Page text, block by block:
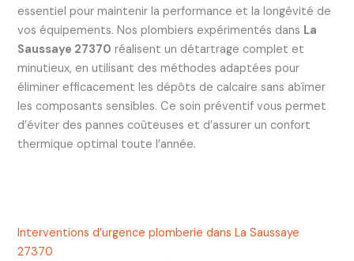
essentiel pour maintenir la performance et la longévité de
vos équipements. Nos plombiers expérimentés dans La
Saussaye 27370 réalisent un détartrage complet et
minutieux, en utilisant des méthodes adaptées pour
éliminer efficacement les dépôts de calcaire sans abîmer
les composants sensibles. Ce soin préventif vous permet
d’éviter des pannes coûteuses et d’assurer un confort
thermique optimal toute l’année.
Interventions d’urgence plomberie dans La Saussaye
27370